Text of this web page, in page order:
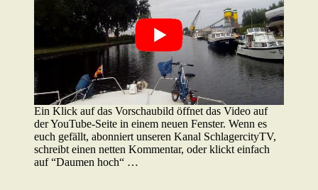
Ein Klick auf das Vorschaubild öffnet das Video auf
der YouTube-Seite in einem neuen Fenster. Wenn es
euch gefällt, abonniert unseren Kanal SchlagercityTV,
schreibt einen netten Kommentar, oder klickt einfach
auf “Daumen hoch“ …